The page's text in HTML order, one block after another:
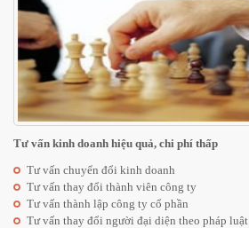
Tư vấn kinh doanh hiệu quả, chi phí thấp
Tư vấn chuyển đổi kinh doanh
Tư vấn thay đổi thành viên công ty
Tư vấn thành lập công ty cổ phần
Tư vấn thay đổi người đại diện theo pháp luật